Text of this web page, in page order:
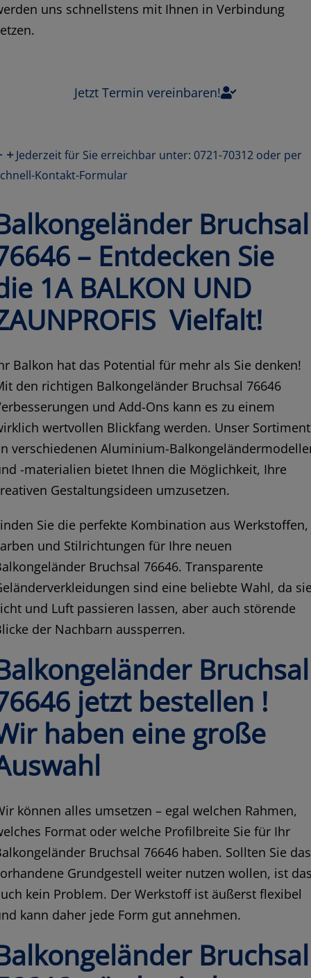
uns schnellstens mit Ihnen in Verbindung
Jetzt Termin vereinbaren!
Jederzeit für Sie erreichbar unter: 0721-70312 oder per
Kontakt-Formular
Bruchsal
– Entdecken Sie
1A BALKON UND
Vielfalt!
Balkon hat das Potential für mehr als Sie denken!
den richtigen Balkongeländer Bruchsal 76646
und Add-Ons kann es zu einem
wertvollen Blickfang werden. Unser Sortiment
verschiedenen Aluminium-
-materialien bietet Ihnen die Möglichkeit, Ihre
Gestaltungsideen umzusetzen.
Sie die perfekte Kombination aus Werkstoffen,
und Stilrichtungen für Ihre neuen
Bruchsal 76646. Transparente
sind eine beliebte Wahl, da
und Luft passieren lassen, aber auch störende
der Nachbarn aussperren.
Bruchsal
jetzt bestellen !
haben eine große
können alles umsetzen – egal welchen Rahmen,
Format oder welche Profilbreite Sie für Ihr
Bruchsal 76646 haben. Sollten Sie das
Grundgestell weiter nutzen wollen, ist
kein Problem. Der Werkstoff ist äußerst flexibel
kann daher jede Form gut annehmen.
Bruchsal